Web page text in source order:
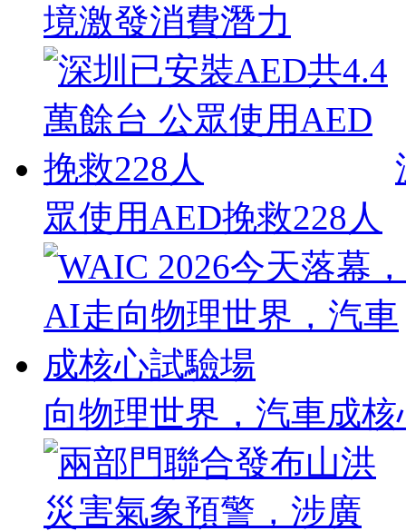
境激發消費潛力
眾使用AED挽救228人
向物理世界，汽車成